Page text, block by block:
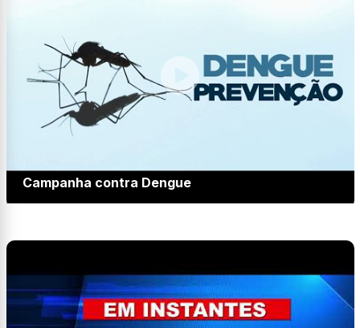
Campanha contra Dengue